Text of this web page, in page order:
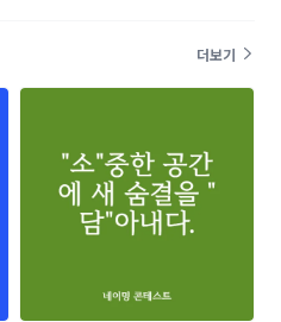
더보기